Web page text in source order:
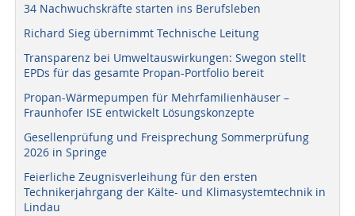
34 Nachwuchskräfte starten ins Berufsleben
Richard Sieg übernimmt Technische Leitung
Transparenz bei Umweltauswirkungen: Swegon stellt
EPDs für das gesamte Propan-Portfolio bereit
Propan-Wärmepumpen für Mehrfamilienhäuser –
Fraunhofer ISE entwickelt Lösungskonzepte
Gesellenprüfung und Freisprechung Sommerprüfung
2026 in Springe
Feierliche Zeugnisverleihung für den ersten
Technikerjahrgang der Kälte- und Klimasystemtechnik in
Lindau